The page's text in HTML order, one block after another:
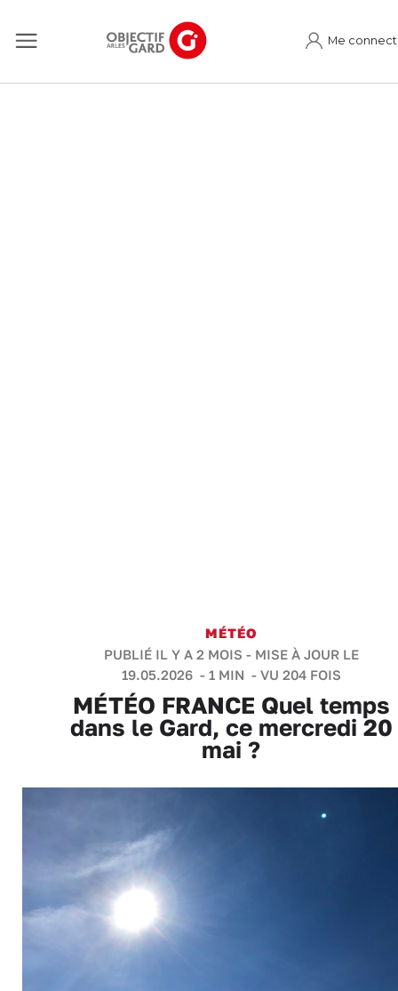
Me
MÉTÉO
PUBLIÉ IL Y A 2 MOIS - MISE À JOUR LE
19.05.2026 - 1 MIN - VU 204 FOIS
MÉTÉO FRANCE Quel temps
dans le Gard, ce mercredi 20
mai ?